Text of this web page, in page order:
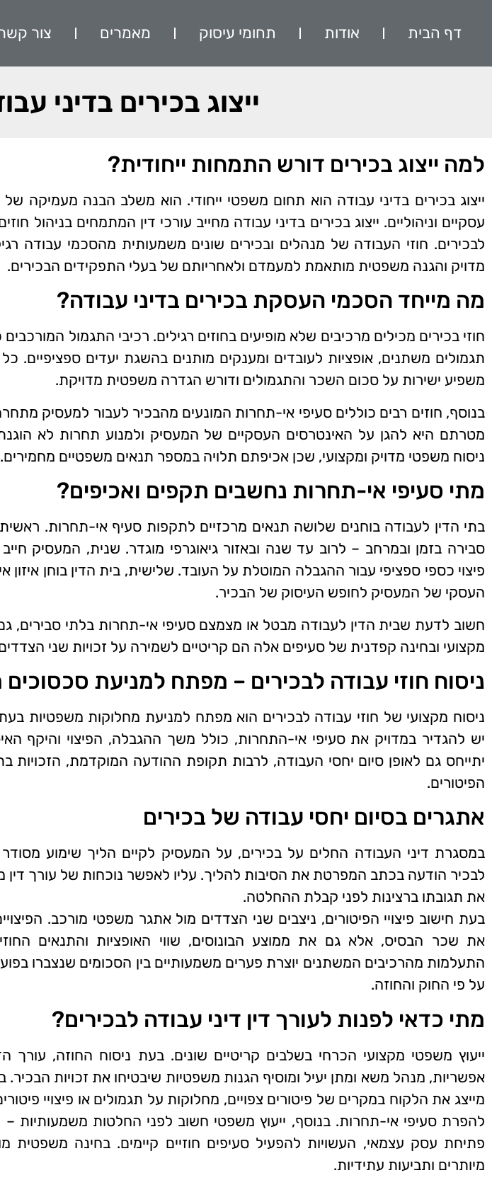
דף הבית אודות תחומי עיסוק מאמרים צור
ייצוג בכירים בדיני
למה ייצוג בכירים דורש התמחות ייחודית?
ייצוג בכירים בדיני עבודה הוא תחום משפטי ייחודי. הוא משלב הבנה מעמיקה
עסקיים וניהוליים. ייצוג בכירים בדיני עבודה מחייב עורכי דין המתמחים בניהול
לבכירים. חוזי העבודה של מנהלים ובכירים שונים משמעותית מהסכמי עבודה
מדויק והגנה משפטית מותאמת למעמדם ולאחריותם של בעלי התפקידים הבכירים.
מה מייחד הסכמי העסקת בכירים בדיני עבודה?
חוזי בכירים מכילים מרכיבים שלא מופיעים בחוזים רגילים. רכיבי התגמול המורכבים
תגמולים משתנים, אופציות לעובדים ומענקים מותנים בהשגת יעדים ספציפיים.
משפיע ישירות על סכום השכר והתגמולים ודורש הגדרה משפטית מדויקת.
בנוסף, חוזים רבים כוללים סעיפי אי-תחרות המונעים מהבכיר לעבור למעסיק
מטרתם היא להגן על האינטרסים העסקיים של המעסיק ולמנוע תחרות לא
ניסוח משפטי מדויק ומקצועי, שכן אכיפתם תלויה במספר תנאים משפטיים מחמירים.
מתי סעיפי אי-תחרות נחשבים תקפים ואכיפים?
בתי הדין לעבודה בוחנים שלושה תנאים מרכזיים לתקפות סעיף אי-תחרות.
סבירה בזמן ובמרחב – לרוב עד שנה ובאזור גיאוגרפי מוגדר. שנית, המעסיק
פיצוי כספי ספציפי עבור ההגבלה המוטלת על העובד. שלישית, בית הדין בוחן איזון
העסקי של המעסיק לחופש העיסוק של הבכיר.
חשוב לדעת שבית הדין לעבודה מבטל או מצמצם סעיפי אי-תחרות בלתי סבירים,
מקצועי ובחינה קפדנית של סעיפים אלה הם קריטיים לשמירה על זכויות שני
ניסוח חוזי עבודה לבכירים – מפתח למניעת
ניסוח מקצועי של חוזי עבודה לבכירים הוא מפתח למניעת מחלוקות משפטיות
יש להגדיר במדויק את סעיפי אי-התחרות, כולל משך ההגבלה, הפיצוי והיקף
יתייחס גם לאופן סיום יחסי העבודה, לרבות תקופת ההודעה המוקדמת, הזכויות
הפיטורים.
אתגרים בסיום יחסי עבודה של בכירים
במסגרת דיני העבודה החלים על בכירים, על המעסיק לקיים הליך שימוע מסודר
לבכיר הודעה בכתב המפרטת את הסיבות להליך. עליו לאפשר נוכחות של עורך דין
את תגובתו ברצינות לפני קבלת ההחלטה.
בעת חישוב פיצויי הפיטורים, ניצבים שני הצדדים מול אתגר משפטי מורכב.
את שכר הבסיס, אלא גם את ממוצע הבונוסים, שווי האופציות והתנאים
התעלמות מהרכיבים המשתנים יוצרת פערים משמעותיים בין הסכומים שנצברו
על פי החוק והחוזה.
מתי כדאי לפנות לעורך דין דיני עבודה לבכירים?
ייעוץ משפטי מקצועי הכרחי בשלבים קריטיים שונים. בעת ניסוח החוזה, עורך
אפשריות, מנהל משא ומתן יעיל ומוסיף הגנות משפטיות שיבטיחו את זכויות הבכיר.
מייצג את הלקוח במקרים של פיטורים צפויים, מחלוקות על תגמולים או פיצויי
להפרת סעיפי אי-תחרות. בנוסף, ייעוץ משפטי חשוב לפני החלטות משמעותיות
פתיחת עסק עצמאי, העשויות להפעיל סעיפים חוזיים קיימים. בחינה משפטית
מיותרים ותביעות עתידיות.